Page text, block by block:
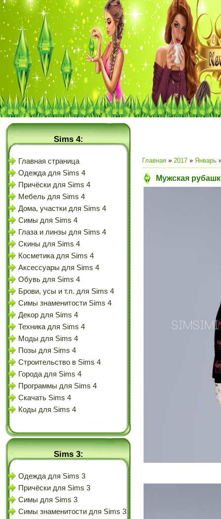
Sims 4:
Главная страница
Одежда для Sims 4
Причёски для Sims 4
Мебель для Sims 4
Дома, участки для Sims 4
Симы для Sims 4
Глаза и линзы для Sims 4
Скины для Sims 4
Косметика для Sims 4
Аксессуары для Sims 4
Обувь для Sims 4
Брови, усы и т.п. для Sims 4
Симы знаменитости Sims 4
Декор для Sims 4
Техника для Sims 4
Моды для Sims 4
Позы для Sims 4
Строительство в Sims 4
Города для Sims 4
Программы для Sims 4
Скачать Sims 4
Коды для Sims 4
Sims 3:
Одежда для Sims 3
Причёски для Sims 3
Симы для Sims 3
Симы знаменитости для Sims 3
Главная » 2017 » Январь
Мужская